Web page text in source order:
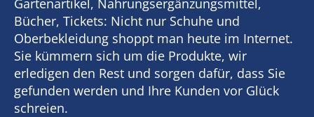
Bücher, Tickets: Nicht nur Schuhe und
Oberbekleidung shoppt man heute im Internet.
Sie kümmern sich um die Produkte, wir
erledigen den Rest und sorgen dafür, dass Sie
gefunden werden und Ihre Kunden vor Glück
schreien.